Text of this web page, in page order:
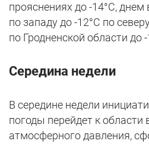
прояснениях до -14°C, днем
по западу до -12°C по
по Гродненской области до
Середина недели
В середине недели
погоды перейдет к области
атмосферного давления,